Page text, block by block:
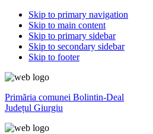
Skip to primary navigation
Skip to main content
Skip to primary sidebar
Skip to secondary sidebar
Skip to footer
Primăria comunei Bolintin-Deal
Județul Giurgiu